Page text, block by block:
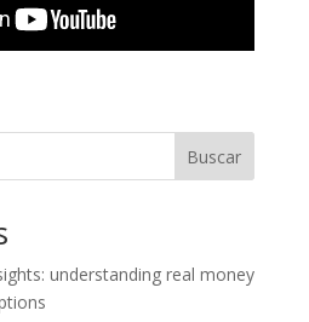
Buscar
understanding real money